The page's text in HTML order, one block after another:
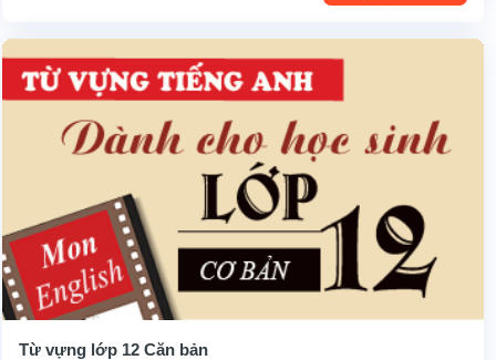
Từ vựng lớp 12 Căn bản